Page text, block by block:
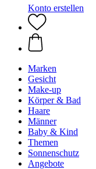
Konto erstellen
Marken
Gesicht
Make-up
Körper & Bad
Haare
Männer
Baby & Kind
Themen
Sonnenschutz
Angebote